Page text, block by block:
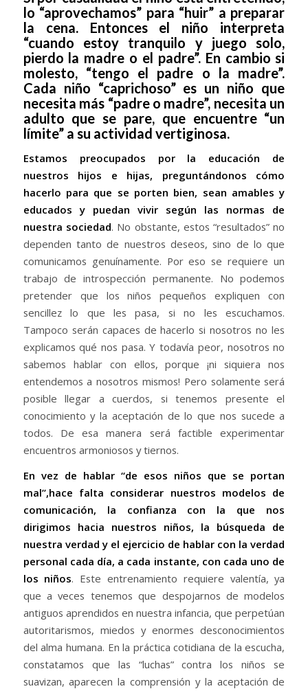
lo “aprovechamos” para “huir” a preparar
la cena. Entonces el niño interpreta
“cuando estoy tranquilo y juego solo,
pierdo la madre o el padre”. En cambio si
molesto, “tengo el padre o la madre”.
Cada niño “caprichoso” es un niño que
necesita más “padre o madre”, necesita un
adulto que se pare, que encuentre “un
límite” a su actividad vertiginosa.
Estamos preocupados por la educación de
nuestros hijos e hijas, preguntándonos cómo
hacerlo para que se porten bien, sean amables y
educados y puedan vivir según las normas de
nuestra sociedad. No obstante, estos “resultados” no
dependen tanto de nuestros deseos, sino de lo que
comunicamos genuínamente. Por eso se requiere un
trabajo de introspección permanente. No podemos
pretender que los niños pequeños expliquen con
sencillez lo que les pasa, si no les escuchamos.
Tampoco serán capaces de hacerlo si nosotros no les
explicamos qué nos pasa. Y todavía peor, nosotros no
sabemos hablar con ellos, porque ¡ni siquiera nos
entendemos a nosotros mismos! Pero solamente será
posible llegar a cuerdos, si tenemos presente el
conocimiento y la aceptación de lo que nos sucede a
todos. De esa manera será factible experimentar
encuentros armoniosos y tiernos.
En vez de hablar “de esos niños que se portan
mal”,hace falta considerar nuestros modelos de
comunicación, la confianza con la que nos
dirigimos hacia nuestros niños, la búsqueda de
nuestra verdad y el ejercicio de hablar con la verdad
personal cada día, a cada instante, con cada uno de
los niños. Este entrenamiento requiere valentía, ya
que a veces tenemos que despojarnos de modelos
antiguos aprendidos en nuestra infancia, que perpetúan
autoritarismos, miedos y enormes desconocimientos
del alma humana. En la práctica cotidiana de la escucha,
constatamos que las “luchas” contra los niños se
suavizan, aparecen la comprensión y la aceptación de